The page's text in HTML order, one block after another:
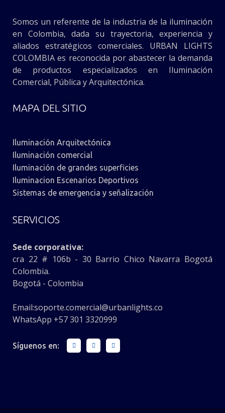
Somos un referente de la industria de la iluminación
en Colombia, dada su trayectoria, experiencia y
aliados estratégicos comerciales. URBAN LIGHTS
COLOMBIA es reconocida por abastecer la demanda
de productos especializados en Iluminación
Comercial, Pública y Arquitectónica.
MAPA DEL SITIO
Iluminación Arquitectónica
Iluminación comercial
Iluminación de grandes superficies
Iluminacion Escenarios Deportivos
Sistemas de emergencia y señalización
SERVICIOS
Sede corporativa:
cra 22 # 106b - 30 Barrio Chico Navarra Bogotá
Colombia.
Bogotá - Colombia
Email:soporte.comercial@urbanlights.co
WhatsApp +57 301 3320999
Síguenos en: